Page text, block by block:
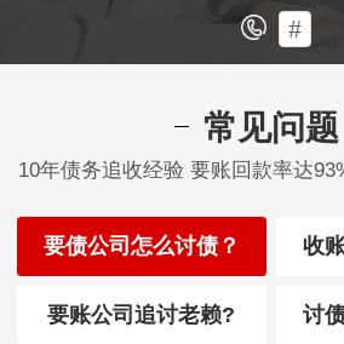
#
常见问题
10年债务追收经验 要账回款率达
要债公司怎么讨债？ 收
要账公司追讨老赖? 讨